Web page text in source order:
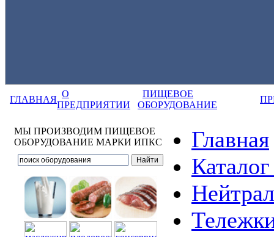
ГЛАВНАЯ
О
ПРЕДПРИЯТИИ
ПИЩЕВОЕ
ОБОРУДОВАНИЕ
МЫ ПРОИЗВОДИМ ПИЩЕВОЕ
ОБОРУДОВАНИЕ МАРКИ ИПКС
Главная